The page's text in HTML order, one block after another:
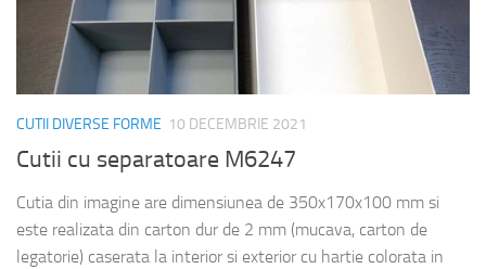
CUTII DIVERSE FORME 10 DECEMBRIE 2021
Cutii cu separatoare M6247
Cutia din imagine are dimensiunea de 350x170x100 mm si
este realizata din carton dur de 2 mm (mucava, carton de
legatorie) caserata la interior si exterior cu hartie colorata in